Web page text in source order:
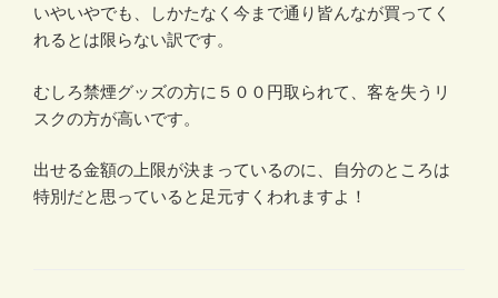
いやいやでも、しかたなく今まで通り皆んなが買ってく
れるとは限らない訳です。
むしろ禁煙グッズの方に５００円取られて、客を失うリ
スクの方が高いです。
出せる金額の上限が決まっているのに、自分のところは
特別だと思っていると足元すくわれますよ！